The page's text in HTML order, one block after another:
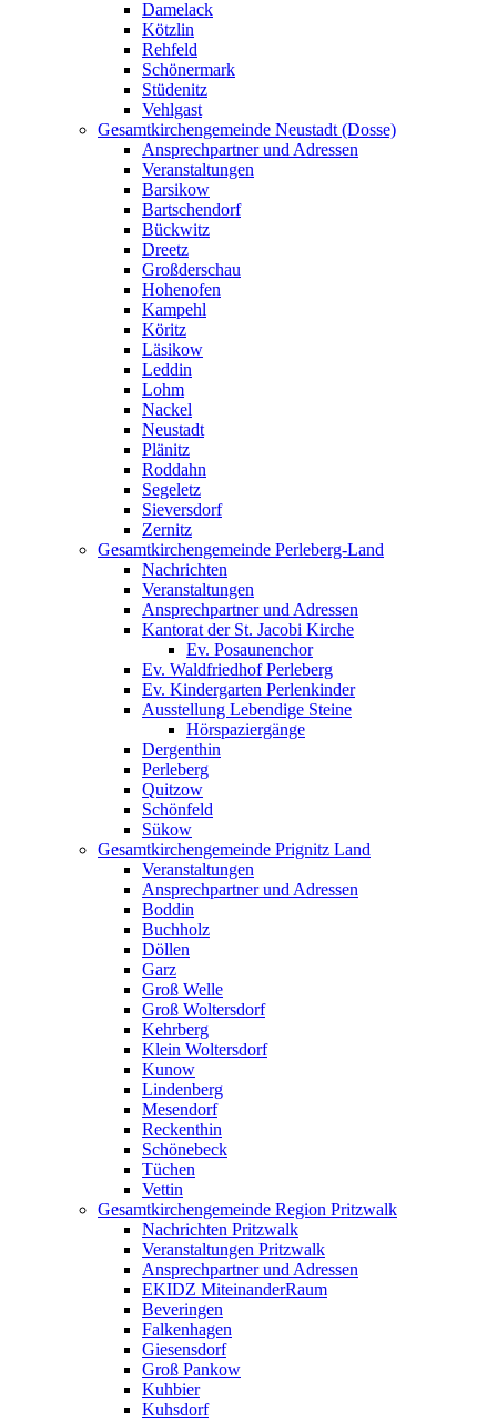
Damelack
Kötzlin
Rehfeld
Schönermark
Stüdenitz
Vehlgast
Gesamtkirchengemeinde Neustadt (Dosse)
Ansprechpartner und Adressen
Veranstaltungen
Barsikow
Bartschendorf
Bückwitz
Dreetz
Großderschau
Hohenofen
Kampehl
Köritz
Läsikow
Leddin
Lohm
Nackel
Neustadt
Plänitz
Roddahn
Segeletz
Sieversdorf
Zernitz
Gesamtkirchengemeinde Perleberg-Land
Nachrichten
Veranstaltungen
Ansprechpartner und Adressen
Kantorat der St. Jacobi Kirche
Ev. Posaunenchor
Ev. Waldfriedhof Perleberg
Ev. Kindergarten Perlenkinder
Ausstellung Lebendige Steine
Hörspaziergänge
Dergenthin
Perleberg
Quitzow
Schönfeld
Sükow
Gesamtkirchengemeinde Prignitz Land
Veranstaltungen
Ansprechpartner und Adressen
Boddin
Buchholz
Döllen
Garz
Groß Welle
Groß Woltersdorf
Kehrberg
Klein Woltersdorf
Kunow
Lindenberg
Mesendorf
Reckenthin
Schönebeck
Tüchen
Vettin
Gesamtkirchengemeinde Region Pritzwalk
Nachrichten Pritzwalk
Veranstaltungen Pritzwalk
Ansprechpartner und Adressen
EKIDZ MiteinanderRaum
Beveringen
Falkenhagen
Giesensdorf
Groß Pankow
Kuhbier
Kuhsdorf